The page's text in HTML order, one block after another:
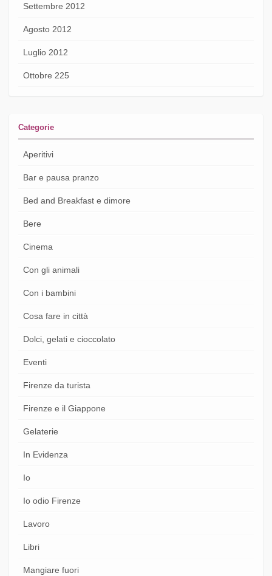
Settembre 2012
Agosto 2012
Luglio 2012
Ottobre 225
Categorie
Aperitivi
Bar e pausa pranzo
Bed and Breakfast e dimore
Bere
Cinema
Con gli animali
Con i bambini
Cosa fare in città
Dolci, gelati e cioccolato
Eventi
Firenze da turista
Firenze e il Giappone
Gelaterie
In Evidenza
Io
Io odio Firenze
Lavoro
Libri
Mangiare fuori